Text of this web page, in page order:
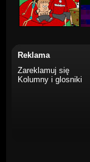
Reklama
Zareklamuj się
Kolumny i glosniki